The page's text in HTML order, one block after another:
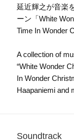
延近輝之が音楽
ーン「White
Time In Wonder
A collection of
“White Wonder
In Wonder
Haapaniemi and
Soundtrack